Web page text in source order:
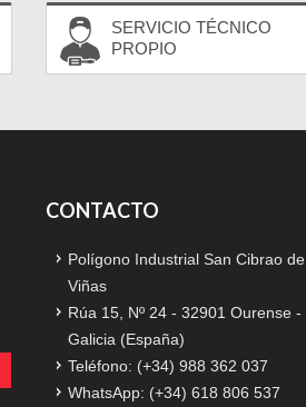
SERVICIO TÉCNICO
PROPIO
CONTACTO
Polígono Industrial San Cibrao de
Viñas
Rúa 15, Nº 24 - 32901 Ourense -
Galicia (España)
Teléfono: (+34) 988 362 037
WhatsApp: (+34) 618 806 537